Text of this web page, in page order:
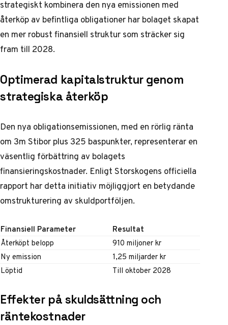
strategiskt kombinera den nya emissionen med
återköp av befintliga obligationer har bolaget skapat
en mer robust finansiell struktur som sträcker sig
fram till 2028.
Optimerad kapitalstruktur genom
strategiska återköp
Den nya obligationsemissionen, med en rörlig ränta
om 3m Stibor plus 325 baspunkter, representerar en
väsentlig förbättring av bolagets
finansieringskostnader. EnligtStorskogens officiella
rapport har detta initiativ möjliggjort en betydande
omstrukturering av skuldportföljen.
Finansiell Parameter
Resultat
Återköpt belopp
910 miljoner kr
Ny emission
1,25 miljarder kr
Löptid
Till oktober 2028
Effekter på skuldsättning och
räntekostnader